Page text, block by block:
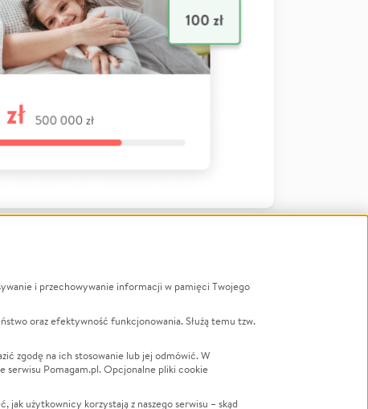
LGBTQ+
Powódź
Wichura
i przechowywanie informacji w pamięci Twojego
oraz efektywność funkcjonowania. Służą temu tzw.
zgodę na ich stosowanie lub jej odmówić. W
serwisu Pomagam.pl. Opcjonalne pliki cookie
jak użytkownicy korzystają z naszego serwisu – skąd